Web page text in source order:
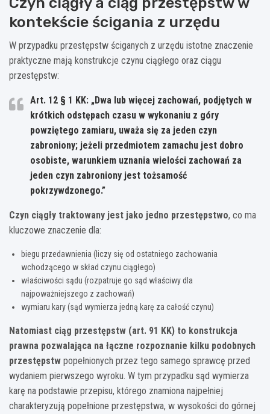
kontekście ścigania z urzędu
W przypadku przestępstw ściganych z urzędu istotne znaczenie
praktyczne mają konstrukcje czynu ciągłego oraz ciągu
przestępstw:
Art. 12 § 1 KK: „Dwa lub więcej zachowań, podjętych w
krótkich odstępach czasu w wykonaniu z góry
powziętego zamiaru, uważa się za jeden czyn
zabroniony; jeżeli przedmiotem zamachu jest dobro
osobiste, warunkiem uznania wielości zachowań za
jeden czyn zabroniony jest tożsamość
pokrzywdzonego.”
Czyn ciągły traktowany jest jako jedno przestępstwo, co ma
kluczowe znaczenie dla:
biegu przedawnienia (liczy się od ostatniego zachowania
wchodzącego w skład czynu ciągłego)
właściwości sądu (rozpatruje go sąd właściwy dla
najpoważniejszego z zachowań)
wymiaru kary (sąd wymierza jedną karę za całość czynu)
Natomiast ciąg przestępstw (art. 91 KK) to konstrukcja
prawna pozwalająca na łączne rozpoznanie kilku podobnych
przestępstw popełnionych przez tego samego sprawcę przed
wydaniem pierwszego wyroku. W tym przypadku sąd wymierza
karę na podstawie przepisu, którego znamiona najpełniej
charakteryzują popełnione przestępstwa, w wysokości do górnej